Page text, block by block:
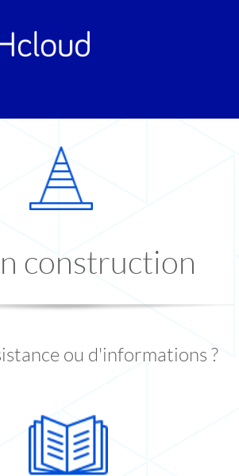
construction
ou d'informations ?